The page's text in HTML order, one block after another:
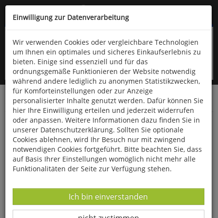
Kompletten Head der Seite überspringen
oder (06766) 9323-960
Startseite Bücher Literatur Belletristik
Ein Pferd wie ein Teufel
Einwilligung zur Datenverarbeitung
Wir verwenden Cookies oder vergleichbare Technologien
um Ihnen ein optimales und sicheres Einkaufserlebnis zu
bieten. Einige sind essenziell und für das
ordnungsgemäße Funktionieren der Website notwendig
während andere lediglich zu anonymen Statistikzwecken,
für Komforteinstellungen oder zur Anzeige
personalisierter Inhalte genutzt werden. Dafür können Sie
hier Ihre Einwilligung erteilen und jederzeit widerrufen
oder anpassen. Weitere Informationen dazu finden Sie in
unserer Datenschutzerklärung. Sollten Sie optionale
Cookies ablehnen, wird Ihr Besuch nur mit zwingend
notwendigen Cookies fortgeführt. Bitte beachten Sie, dass
auf Basis Ihrer Einstellungen womöglich nicht mehr alle
Funktionalitäten der Seite zur Verfügung stehen.
Datenverarbeitung -
Ich bin einverstanden